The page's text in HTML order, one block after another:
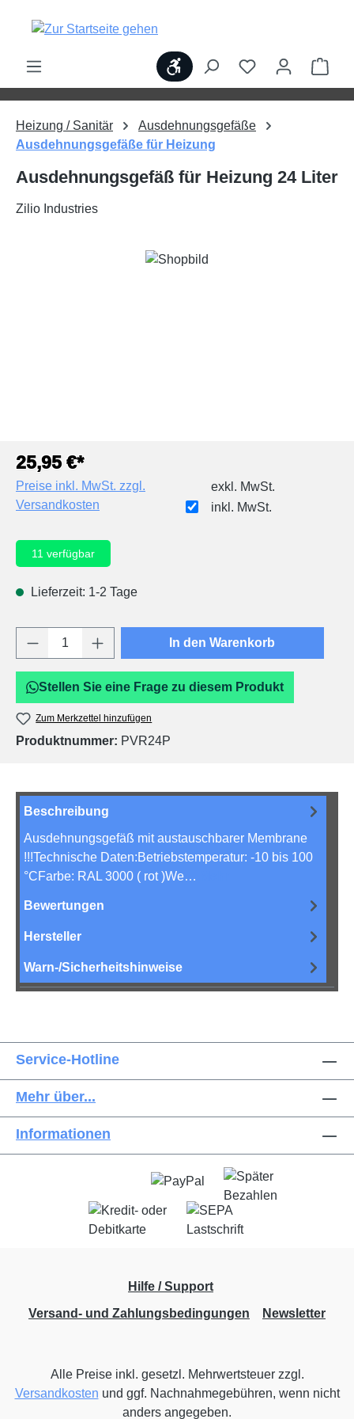
springen
Werkzeugleiste anzeigen
Heizung / Sanitär
Ausdehnungsgefäße
Ausdehnungsgefäße für Heizung
Ausdehnungsgefäß für Heizung 24 Liter
Zilio Industries
Bildergalerie überspringen
25,95 €*
Preise inkl. MwSt. zzgl.
Versandkosten
exkl. MwSt.
inkl. MwSt.
11 verfügbar
Lieferzeit: 1-2 Tage
Produkt Anzahl: Gib den gewünschten
In den Warenkorb
Stellen Sie eine Frage zu diesem Produkt
Zum Merkzettel hinzufügen
Produktnummer: PVR24P
Beschreibung
Ausdehnungsgefäß mit austauschbarer Membrane
!!!Technische Daten:Betriebstemperatur: -10 bis 100
°CFarbe: RAL 3000 ( rot )We…
Bewertungen
Hersteller
Warn-/Sicherheitshinweise
Service-Hotline
Mehr über...
Informationen
Hilfe / Support
Versand- und Zahlungsbedingungen
Newsletter
Alle Preise inkl. gesetzl. Mehrwertsteuer zzgl.
Versandkosten und ggf. Nachnahmegebühren, wenn nicht
anders angegeben.